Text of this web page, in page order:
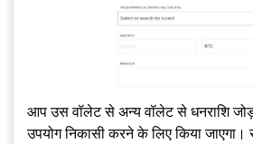
आप उस वॉलेट से अन्य वॉलेट से धनराशि
उपयोग निकासी करने के लिए किया जाएगा।